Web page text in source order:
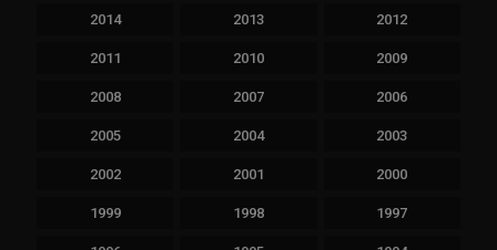
2014 2013 2012
2011 2010 2009
2008 2007 2006
2005 2004 2003
2002 2001 2000
1999 1998 1997